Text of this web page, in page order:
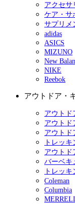
アクセサ
ケア・サ
サプリメ
adidas
ASICS
MIZUNO
New
NIKE
Reebok
アウトドア・
アウトド
アウトド
アウトド
トレッ
アウトド
バーベキ
トレッ
Coleman
Columbia